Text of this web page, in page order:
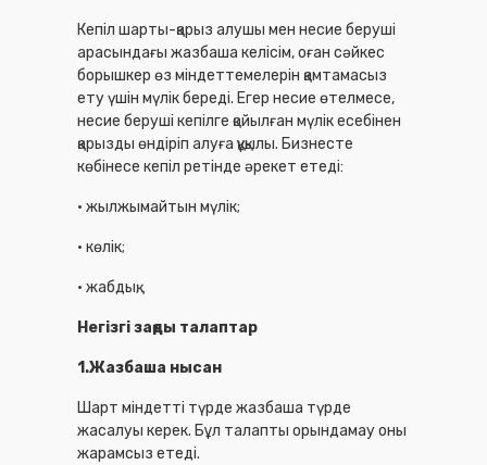
Кепіл шарты-қарыз алушы мен несие беруші
арасындағы жазбаша келісім, оған сәйкес
борышкер өз міндеттемелерін қамтамасыз
ету үшін мүлік береді. Егер несие өтелмесе,
несие беруші кепілге қойылған мүлік есебінен
қарызды өндіріп алуға құқылы. Бизнесте
көбінесе кепіл ретінде әрекет етеді:
• жылжымайтын мүлік;
• көлік;
• жабдық;
Негізгі заңды талаптар
1.Жазбаша нысан
Шарт міндетті түрде жазбаша түрде
жасалуы керек. Бұл талапты орындамау оны
жарамсыз етеді.